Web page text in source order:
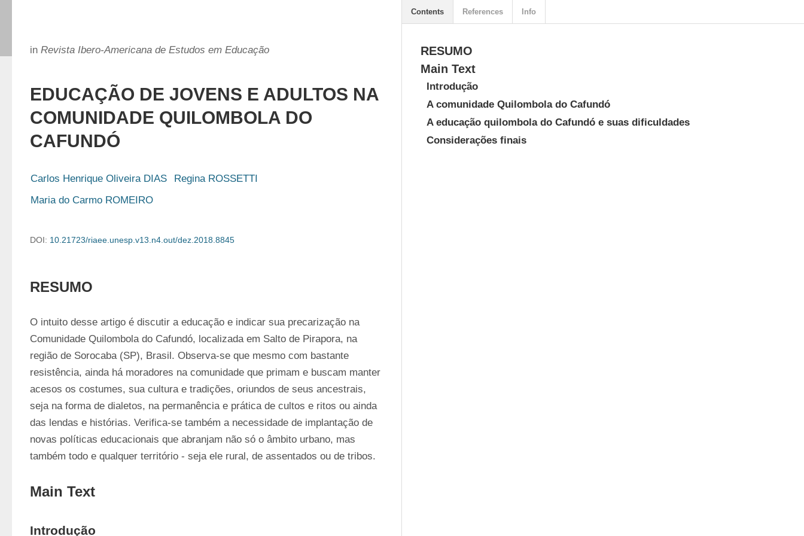
in Revista Ibero-Americana de Estudos em Educação
EDUCAÇÃO DE JOVENS E ADULTOS NA
COMUNIDADE QUILOMBOLA DO
CAFUNDÓ
Carlos Henrique Oliveira DIAS
Regina ROSSETTI
Maria do Carmo ROMEIRO
DOI: 10.21723/riaee.unesp.v13.n4.out/dez.2018.8845
RESUMO
O intuito desse artigo é discutir a educação e indicar sua precarização na
Comunidade Quilombola do Cafundó, localizada em Salto de Pirapora, na
região de Sorocaba (SP), Brasil. Observa-se que mesmo com bastante
resistência, ainda há moradores na comunidade que primam e buscam manter
acesos os costumes, sua cultura e tradições, oriundos de seus ancestrais,
seja na forma de dialetos, na permanência e prática de cultos e ritos ou ainda
das lendas e histórias. Verifica-se também a necessidade de implantação de
novas políticas educacionais que abranjam não só o âmbito urbano, mas
também todo e qualquer território - seja ele rural, de assentados ou de tribos.
Main Text
Introdução
RESUMO
Main Text
Introdução
A comunidade Quilombola do Cafundó
A educação quilombola do Cafundó e suas dificuldades
Considerações finais
Contents References Info